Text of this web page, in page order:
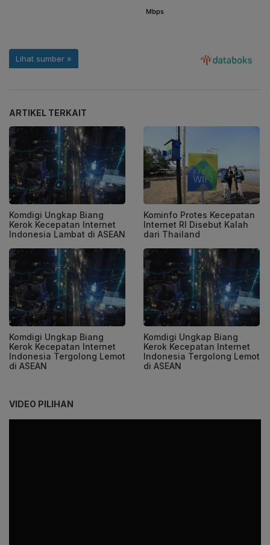
ARTIKEL TERKAIT
Komdigi Ungkap Biang
Kerok Kecepatan Internet
Indonesia Lambat di ASEAN
Kominfo Protes Kecepatan
Internet RI Disebut Kalah
dari Thailand
Komdigi Ungkap Biang
Kerok Kecepatan Internet
Indonesia Tergolong Lemot
di ASEAN
Komdigi Ungkap Biang
Kerok Kecepatan Internet
Indonesia Tergolong Lemot
di ASEAN
VIDEO PILIHAN